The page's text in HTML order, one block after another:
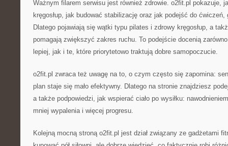
Ważnym filarem serwisu jest również zdrowie. o2fit.pl pokazuje,
kręgosłup, jak budować stabilizację oraz jak podejść do
Dlatego pojawiają się wątki typu pilates i zdrowy kręgosłup, a
pomagają zwiększyć zakres ruchu. To podejście docenią
lepiej, jak i te, które priorytetowo traktują dobre samopoczucie.
o2fit.pl zwraca też uwagę na to, o czym często się zapomina:
plan staje się mało efektywny. Dlatego na stronie znajdziesz
a także podpowiedzi, jak wspierać ciało po wysiłku:
mniej wypalenia i więcej progresu.
Kolejną mocną stroną o2fit.pl jest dział związany ze gadżetami